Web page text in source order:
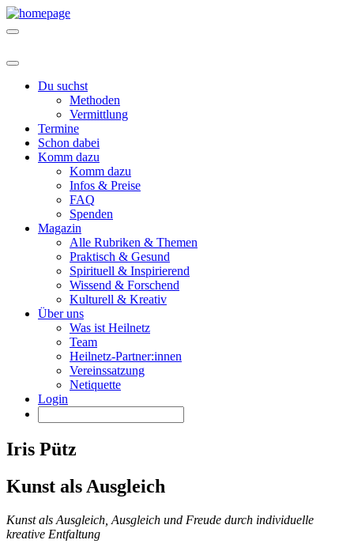
Du suchst
Methoden
Vermittlung
Termine
Schon dabei
Komm dazu
Komm dazu
Infos & Preise
FAQ
Spenden
Magazin
Alle Rubriken & Themen
Praktisch & Gesund
Spirituell & Inspirierend
Wissend & Forschend
Kulturell & Kreativ
Über uns
Was ist Heilnetz
Team
Heilnetz-Partner:innen
Vereinssatzung
Netiquette
Login
Iris Pütz
Kunst als Ausgleich
Kunst als Ausgleich, Ausgleich und Freude durch individuelle
kreative Entfaltung